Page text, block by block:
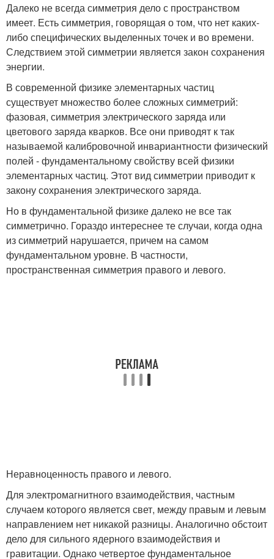
Далеко не всегда симметрия дело с пространством
имеет. Есть симметрия, говорящая о том, что нет каких-
либо специфических выделенных точек и во времени.
Следствием этой симметрии является закон сохранения
энергии.
В современной физике элементарных частиц
существует множество более сложных симметрий:
фазовая, симметрия электрического заряда или
цветового заряда кварков. Все они приводят к так
называемой калибровочной инвариантности физический
полей - фундаментальному свойству всей физики
элементарных частиц. Этот вид симметрии приводит к
закону сохранения электрического заряда.
Но в фундаментальной физике далеко не все так
симметрично. Гораздо интереснее те случаи, когда одна
из симметрий нарушается, причем на самом
фундаментальном уровне. В частности,
пространственная симметрия правого и левого.
Неравноценность правого и левого.
Для электромагнитного взаимодействия, частным
случаем которого является свет, между правым и левым
направлением нет никакой разницы. Аналогично обстоит
дело для сильного ядерного взаимодействия и
гравитации. Однако четвертое фундаментальное